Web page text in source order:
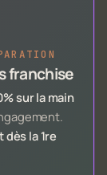
franchise
sur la main
la 1re